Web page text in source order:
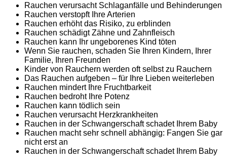
Rauchen verursacht Schlaganfälle und Behinderungen
Rauchen verstopft Ihre Arterien
Rauchen erhöht das Risiko, zu erblinden
Rauchen schädigt Zähne und Zahnfleisch
Rauchen kann Ihr ungeborenes Kind töten
Wenn Sie rauchen, schaden Sie Ihren Kindern, Ihrer
Familie, Ihren Freunden
Kinder von Rauchern werden oft selbst zu Rauchern
Das Rauchen aufgeben – für Ihre Lieben weiterleben
Rauchen mindert Ihre Fruchtbarkeit
Rauchen bedroht Ihre Potenz
Rauchen kann tödlich sein
Rauchen verursacht Herzkrankheiten
Rauchen in der Schwangerschaft schadet Ihrem Baby
Rauchen macht sehr schnell abhängig: Fangen Sie gar
nicht erst an
Rauchen in der Schwangerschaft schadet Ihrem Baby